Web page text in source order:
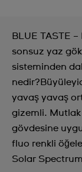
BLUE TASTE
sonsuz yaz
sisteminden
yavaş yavaş
gizemli.
gövdesine
fluo renkli
Solar